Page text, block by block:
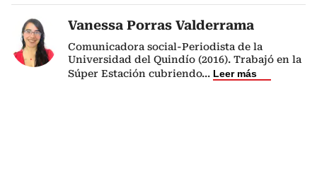
Vanessa Porras Valderrama
Comunicadora social-Periodista de la
Universidad del Quindío (2016). Trabajó en la
Súper Estación cubriendo... Leer más